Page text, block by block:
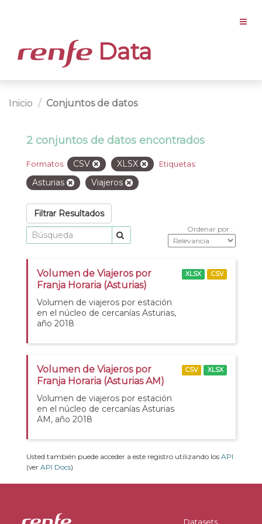
Data
Inicio Conjuntos de datos
2 conjuntos de datos encontrados
Formatos: CSV XLSX Etiquetas:
Asturias Viajeros
Filtrar Resultados
Ordenar por
Volumen de Viajeros por
Franja Horaria (Asturias)
Volumen de viajeros por estación
en el núcleo de cercanías Asturias,
año 2018
XLSX CSV
Volumen de Viajeros por
Franja Horaria (Asturias AM)
Volumen de viajeros por estación
en el núcleo de cercanías Asturias
AM, año 2018
CSV XLSX
Usted también puede acceder a este registro utilizando los API
(ver API Docs).
Datasets